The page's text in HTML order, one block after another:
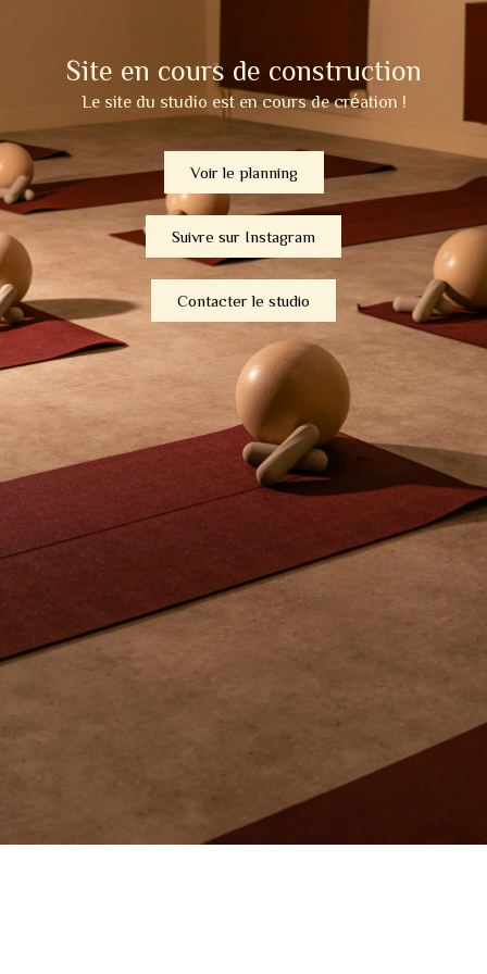
Site en cours de construction
Le site du studio est en cours de création !
Voir le planning
Suivre sur Instagram
Contacter le studio